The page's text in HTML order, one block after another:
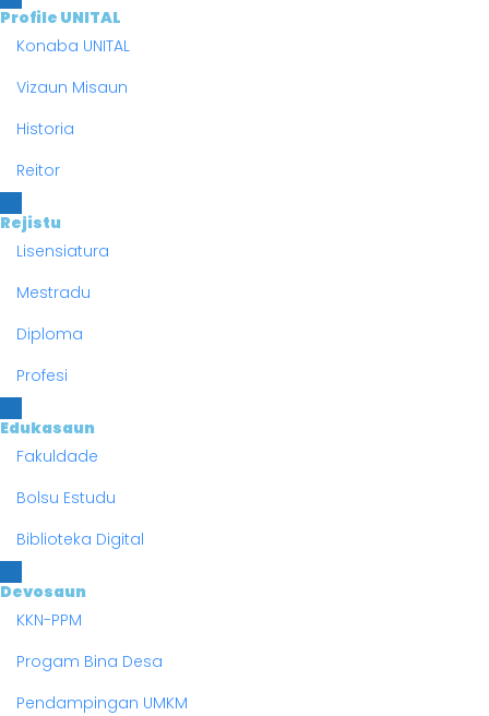
Profile UNITAL
Konaba UNITAL
Vizaun Misaun
Historia
Reitor
Rejistu
Lisensiatura
Mestradu
Diploma
Profesi
Edukasaun
Fakuldade
Bolsu Estudu
Biblioteka Digital
Devosaun
KKN-PPM
Progam Bina Desa
Pendampingan UMKM